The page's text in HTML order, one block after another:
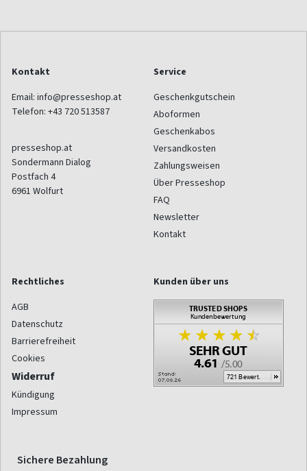
Kontakt
Email: info@presseshop.at
Telefon: +43 720 513587
presseshop.at
Sondermann Dialog
Postfach 4
6961 Wolfurt
Service
Geschenkgutschein
Aboformen
Geschenkabos
Versandkosten
Zahlungsweisen
Über Presseshop
FAQ
Newsletter
Kontakt
Rechtliches
AGB
Datenschutz
Barrierefreiheit
Cookies
Widerruf
Kündigung
Impressum
Kunden über uns
Sichere Bezahlung